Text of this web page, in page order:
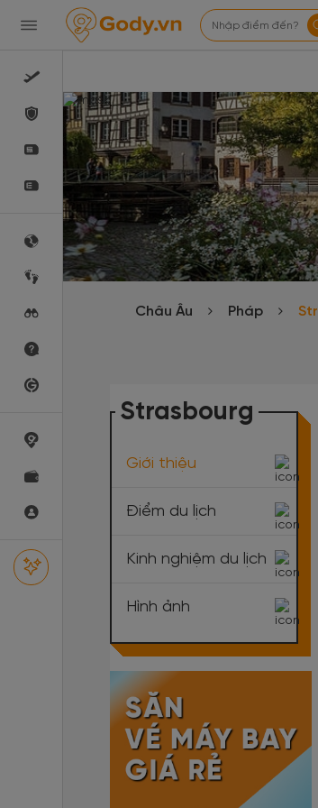
Nhập điểm đến?
Châu Âu Pháp
Strasbourg
Giới thiệu
Điểm du lịch
Kinh nghiệm du lịch
Hình ảnh